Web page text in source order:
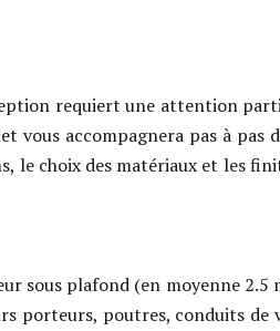
requiert une attention
vous accompagnera pas à pas
le choix des matériaux et les
sous plafond (en moyenne
porteurs, poutres, conduits